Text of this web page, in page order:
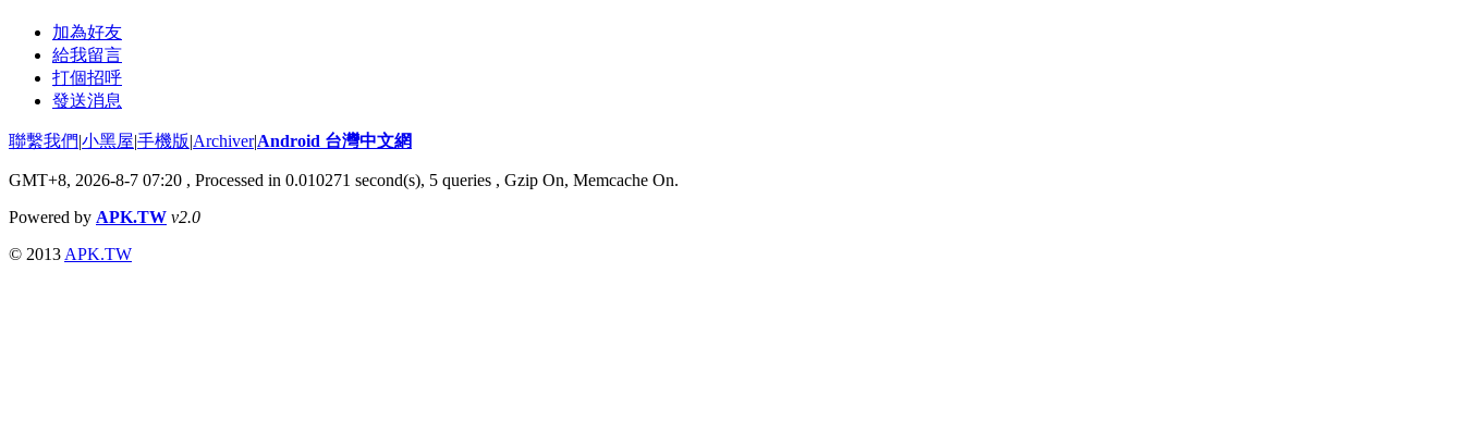
加為好友
給我留言
打個招呼
發送消息
聯繫我們|小黑屋|手機版|Archiver|Android 台灣中文網
GMT+8, 2026-8-7 07:20 , Processed in 0.010271 second(s), 5 queries , Gzip On, Memcache On.
Powered by APK.TW v2.0
© 2013 APK.TW